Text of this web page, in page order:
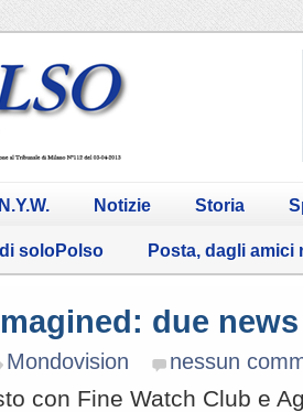
N.Y.W. Notizie Storia
soloPolso Posta, dagli amici
due news
Mondovision nessun
con Fine Watch Club e